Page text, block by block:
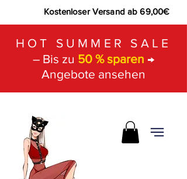
Kostenloser Versand ab 69,00€
HOT SUMMER SALE
– Bis zu 50 % sparen →
Angebote ansehen